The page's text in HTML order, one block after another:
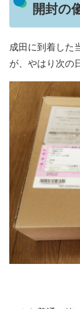
開封の
成田に到着した
が、やはり次の